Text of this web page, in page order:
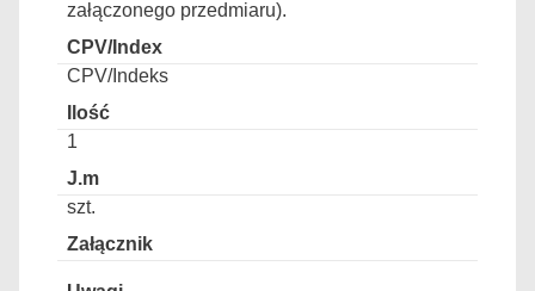
załączonego przedmiaru).
CPV/Indeks
1
szt.